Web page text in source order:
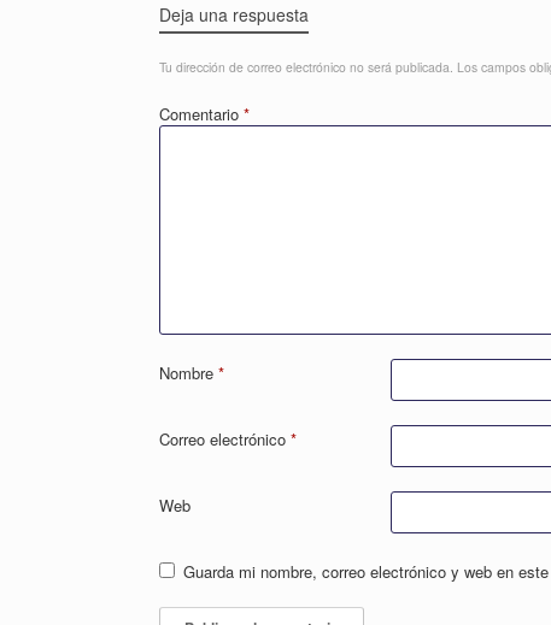
Deja una respuesta
Tu dirección de correo electrónico no será publicada. Los campos
Comentario *
Nombre *
Correo electrónico *
Web
Guarda mi nombre, correo electrónico y web en